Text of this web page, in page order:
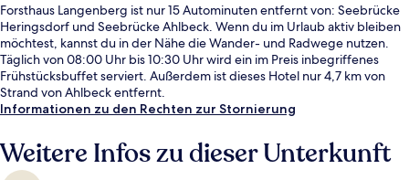
Forsthaus Langenberg ist nur 15 Autominuten entfernt von: Seebrücke
Heringsdorf und Seebrücke Ahlbeck. Wenn du im Urlaub aktiv bleiben
möchtest, kannst du in der Nähe die Wander- und Radwege nutzen.
Täglich von 08:00 Uhr bis 10:30 Uhr wird ein im Preis inbegriffenes
Frühstücksbuffet serviert. Außerdem ist dieses Hotel nur 4,7 km von
Strand von Ahlbeck entfernt.
Informationen zu den Rechten zur Stornierung
Weitere Infos zu dieser Unterkunft